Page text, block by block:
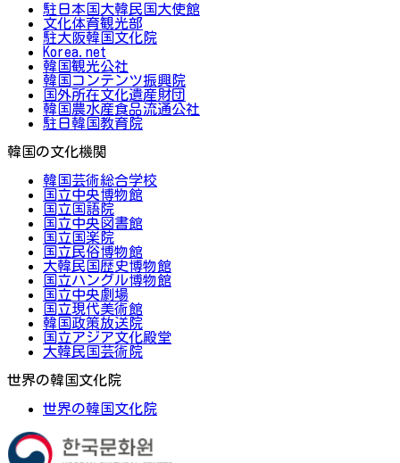
駐日本国大韓民国大使館
文化体育観光部
駐大阪韓国文化院
Korea.net
韓国観光公社
韓国コンテンツ振興院
国外所在文化遺産財団
韓国農水産食品流通公社
駐日韓国教育院
韓国の文化機関
韓国芸術総合学校
国立中央博物館
国立国語院
国立中央図書館
国立国楽院
国立民俗博物館
大韓民国歴史博物館
国立ハングル博物館
国立中央劇場
国立現代美術館
韓国政策放送院
国立アジア文化殿堂
大韓民国芸術院
世界の韓国文化院
世界の韓国文化院